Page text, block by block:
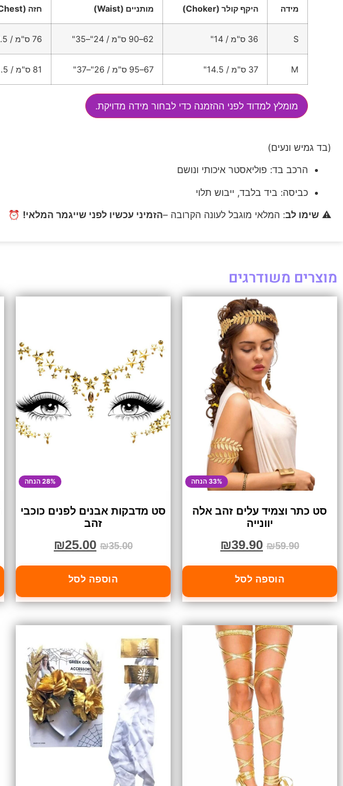
מידה היקף קולר (Choker) מותניים (Waist) חזה (Chest)
S 36 ס"מ / 14" 62–90 ס"מ / 24"–35" 76 ס"מ / 29.5"
M 37 ס"מ / 14.5" 67–95 ס"מ / 26"–37" 81 ס"מ / 31.5"
מומלץ למדוד לפני ההזמנה כדי לבחור מידה מדויקת.
(בד גמיש ונעים)
הרכב בד: פוליאסטר איכותי ונושם
כביסה: ביד בלבד, ייבוש תלוי
⚠ שימו לב: המלאי מוגבל לעונה הקרובה –הזמיני עכשיו לפני שייגמר המלאי! ⏰
מוצרים משודרגים
33% הנחה
סט כתר וצמיד עלים זהב אלה
יוונייה
₪59.90
₪39.90
הוספה לסל
28% הנחה
סט מדבקות אבנים לפנים כוכבי
זהב
₪35.00
₪25.00
הוספה לסל